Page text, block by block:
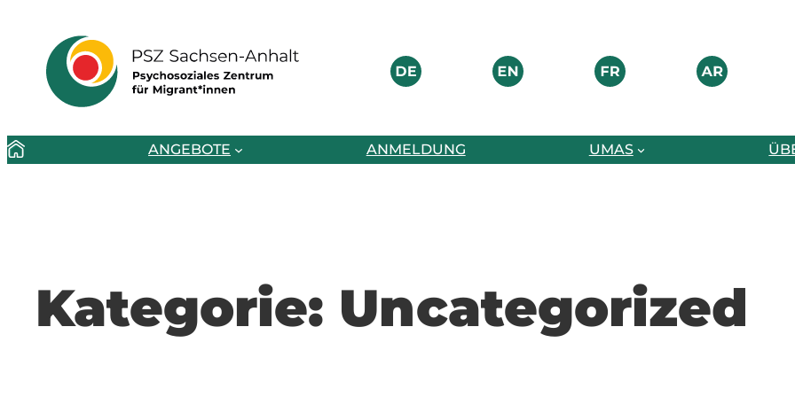
springen
ANGEBOTE ANMELDUNG UMAS
Kategorie: Uncategorized